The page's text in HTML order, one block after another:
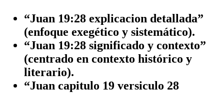
“Juan 19:28 explicacion detallada”
(enfoque exegético y sistemático).
“Juan 19:28 significado y contexto”
(centrado en contexto histórico y
literario).
“Juan capitulo 19 versiculo 28